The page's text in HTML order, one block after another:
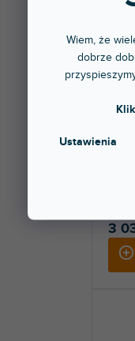
Wiem, że
dobrze
Ustawienia
3